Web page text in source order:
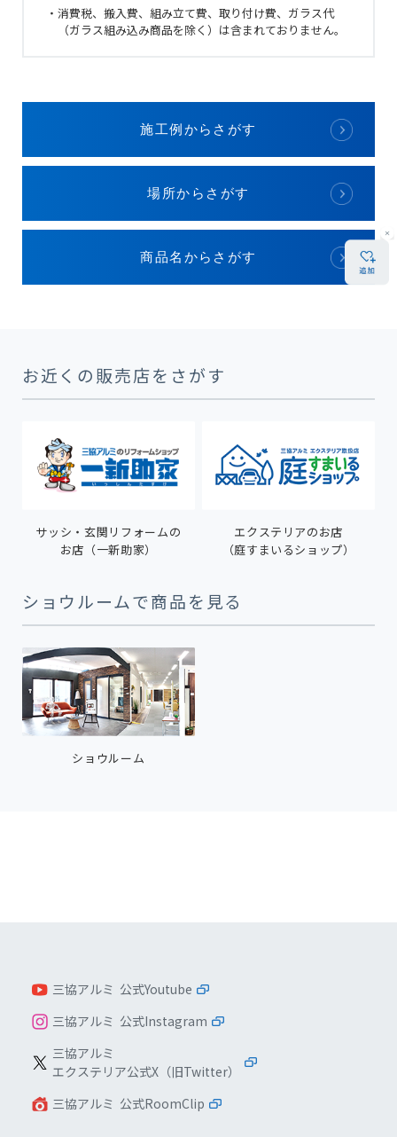
・消費税、搬入費、組み立て費、取り付け費、ガラス代
（ガラス組み込み商品を除く）は含まれておりません。
施工例からさがす
場所からさがす
商品名からさがす
お近くの販売店をさがす
サッシ・玄関リフォームの
お店（一新助家）
エクステリアのお店
（庭すまいるショップ）
ショウルームで商品を見る
ショウルーム
三協アルミ 公式Youtube
三協アルミ 公式Instagram
三協アルミ
エクステリア公式X（旧Twitter）
三協アルミ 公式RoomClip